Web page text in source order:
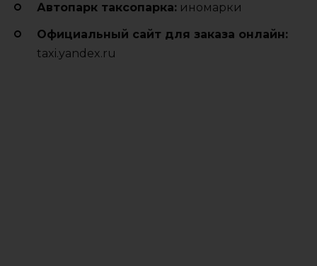
Автопарк таксопарка: иномарки
Официальный сайт для заказа онлайн:
taxi.yandex.ru